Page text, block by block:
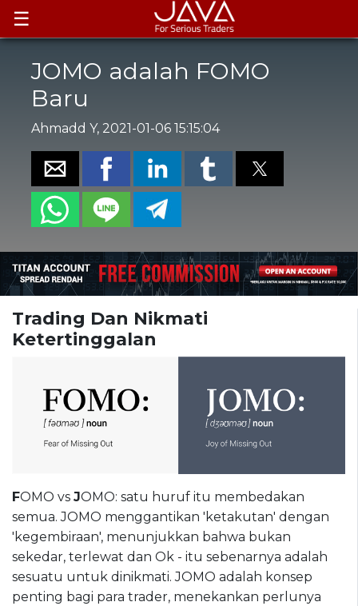
☰
JOMO adalah FOMO
Baru
Ahmadd Y, 2021-01-06 15:15:04
Trading Dan Nikmati
Ketertinggalan
FOMO vs JOMO: satu huruf itu membedakan
semua. JOMO menggantikan 'ketakutan' dengan
'kegembiraan', menunjukkan bahwa bukan
sekedar, terlewat dan Ok - itu sebenarnya adalah
sesuatu untuk dinikmati. JOMO adalah konsep
penting bagi para trader, menekankan perlunya